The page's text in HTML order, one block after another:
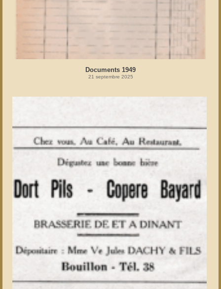
Documents 1949
21 septembre 2025